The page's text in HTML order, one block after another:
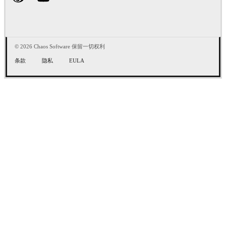
© 2026 Chaos Software 保留一切权利
条款 隐私 EULA